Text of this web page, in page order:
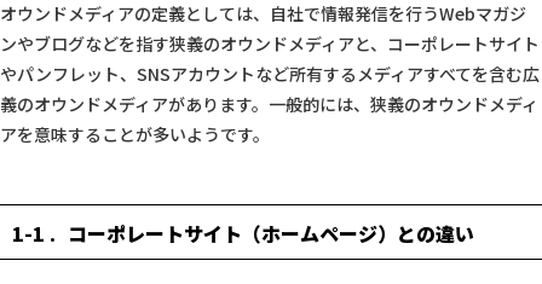
オウンドメディアの定義としては、自社で情報発信を行うWebマガジ
ンやブログなどを指す狭義のオウンドメディアと、コーポレートサイト
やパンフレット、SNSアカウントなど所有するメディアすべてを含む広
義のオウンドメディアがあります。一般的には、狭義のオウンドメディ
アを意味することが多いようです。
1-1 コーポレートサイト（ホームページ）との違い